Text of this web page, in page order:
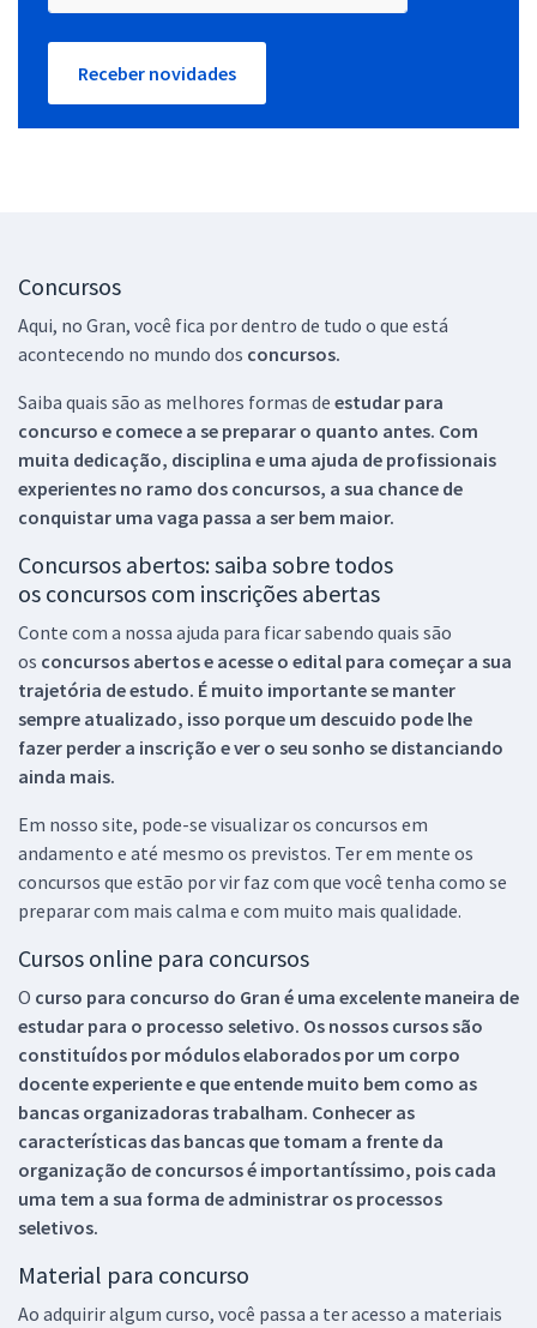
Receber novidades
Concursos
Aqui, no Gran, você fica por dentro de tudo o que está
acontecendo no mundo dos concursos.
Saiba quais são as melhores formas de estudar para
concurso e comece a se preparar o quanto antes. Com
muita dedicação, disciplina e uma ajuda de profissionais
experientes no ramo dos concursos, a sua chance de
conquistar uma vaga passa a ser bem maior.
Concursos abertos: saiba sobre todos
os concursos com inscrições abertas
Conte com a nossa ajuda para ficar sabendo quais são
os concursos abertos e acesse o edital para começar a sua
trajetória de estudo. É muito importante se manter
sempre atualizado, isso porque um descuido pode lhe
fazer perder a inscrição e ver o seu sonho se distanciando
ainda mais.
Em nosso site, pode-se visualizar os concursos em
andamento e até mesmo os previstos. Ter em mente os
concursos que estão por vir faz com que você tenha como se
preparar com mais calma e com muito mais qualidade.
Cursos online para concursos
O curso para concurso do Gran é uma excelente maneira de
estudar para o processo seletivo. Os nossos cursos são
constituídos por módulos elaborados por um corpo
docente experiente e que entende muito bem como as
bancas organizadoras trabalham. Conhecer as
características das bancas que tomam a frente da
organização de concursos é importantíssimo, pois cada
uma tem a sua forma de administrar os processos
seletivos.
Material para concurso
Ao adquirir algum curso, você passa a ter acesso a materiais